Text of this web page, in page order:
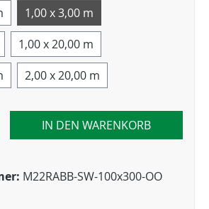
1,00 x 3,00 m
1,00 x 20,00 m
2,00 x 20,00 m
IN DEN WARENKORB
M22RABB-SW-100x300-OO